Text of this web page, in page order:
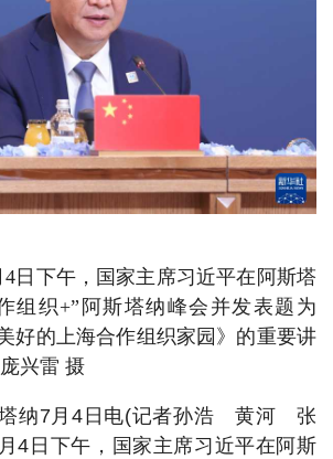
4日下午，国家主席习近平在阿斯塔
组织+”阿斯塔纳峰会并发表题为
好的上海合作组织家园》的重要讲
兴雷 摄
塔纳7月4日电(记者孙浩 黄河 张
4日下午，国家主席习近平在阿斯